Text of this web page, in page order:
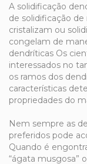
A solidificação
de solidificação
cristalizam ou
congelam de
dendríticas Os
interessados no
os ramos dos
características
propriedades do
Nem sempre as
preferidos pode
Quando é
“ágata musgosa”